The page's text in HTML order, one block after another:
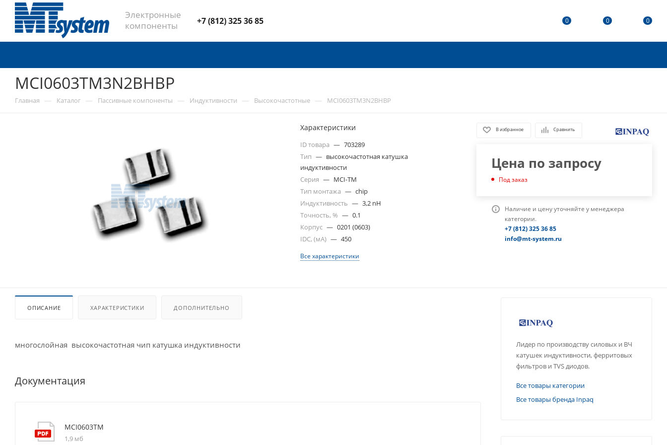
Электронные
компоненты
+7 (812) 325 36 85 0 0 0
MCI0603TM3N2BHBP
Главная — Каталог — Пассивные компоненты — Индуктивности — Высокочастотные — MCI0603TM3N2BHBP
Характеристики
ID товара — 703289
Тип — высокочастотная катушка
индуктивности
Серия — MCI-TM
Тип монтажа — chip
Индуктивность — 3,2 nH
Точность, % — 0.1
Корпус — 0201 (0603)
IDC, (мА) — 450
Все характеристики
В избранное Сравнить
Цена по запросу
Под заказ
Наличие и цену уточняйте у менеджера
категории.
+7 (812) 325 36 85
info@mt-system.ru
ОПИСАНИЕ ХАРАКТЕРИСТИКИ ДОПОЛНИТЕЛЬНО
многослойная высокочастотная чип катушка индуктивности
Документация
MCI0603TM
1,9 мб
Лидер по производству силовых и ВЧ
катушек индуктивности, ферритовых
фильтров и TVS диодов.
Все товары категории
Все товары бренда Inpaq